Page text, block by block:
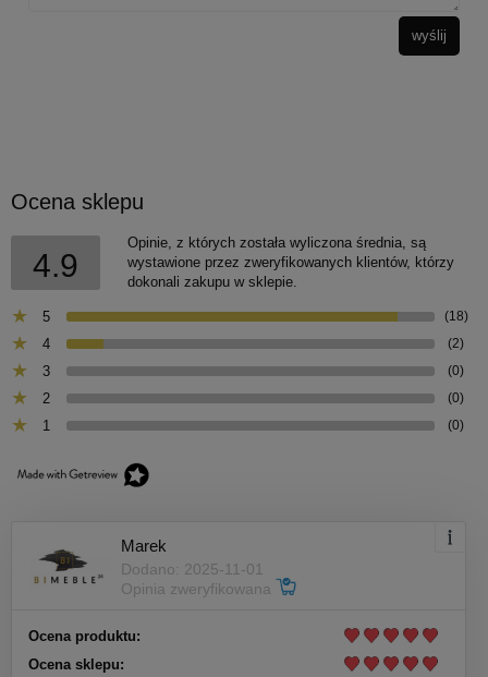
wyślij
Ocena sklepu
4.9
Opinie, z których została wyliczona średnia, są
wystawione przez zweryfikowanych klientów, którzy
dokonali zakupu w sklepie.
5 (18)
4 (2)
3 (0)
2 (0)
1 (0)
Marek
Dodano: 2025-11-01
Opinia zweryfikowana
Ocena produktu:
Ocena sklepu: